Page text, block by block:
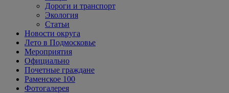
Дороги и транспорт
Экология
Статьи
Новости округа
Лето в Подмосковье
Мероприятия
Официально
Почетные граждане
Раменское 100
Фотогалерея